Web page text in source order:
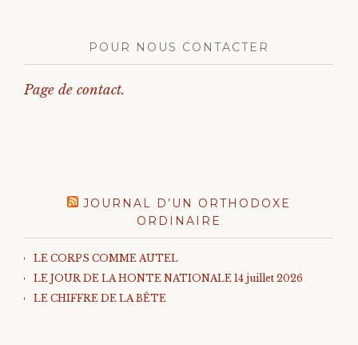
POUR NOUS CONTACTER
Page de contact.
JOURNAL D’UN ORTHODOXE
ORDINAIRE
LE CORPS COMME AUTEL
LE JOUR DE LA HONTE NATIONALE 14 juillet 2026
LE CHIFFRE DE LA BÊTE